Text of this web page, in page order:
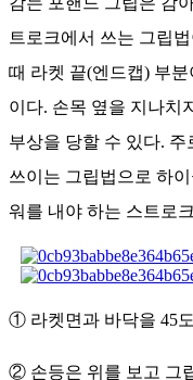
트로크에서 쓰는 그립
때 라켓 끝(엔드캡) 부
이다. 손목 옆을 지나치
부상을 당할 수 있다.
쓰이는 그립법으로 하
워를 내야 하는 스트로
① 라켓면과 바닥을 45
② 손등은 위를 보고 그